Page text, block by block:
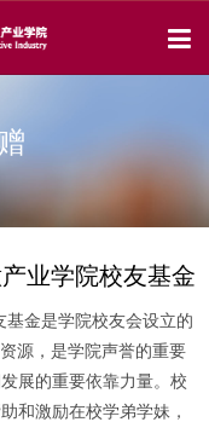
业学院校友基金
基金是学院校友会设立的
源，是学院声誉的重要
展的重要依靠力量。校
和激励在校学弟学妹，